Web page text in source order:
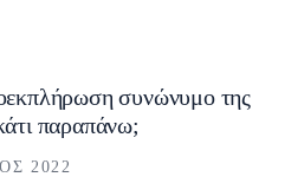
συνώνυμο της
παραπάνω;
2022